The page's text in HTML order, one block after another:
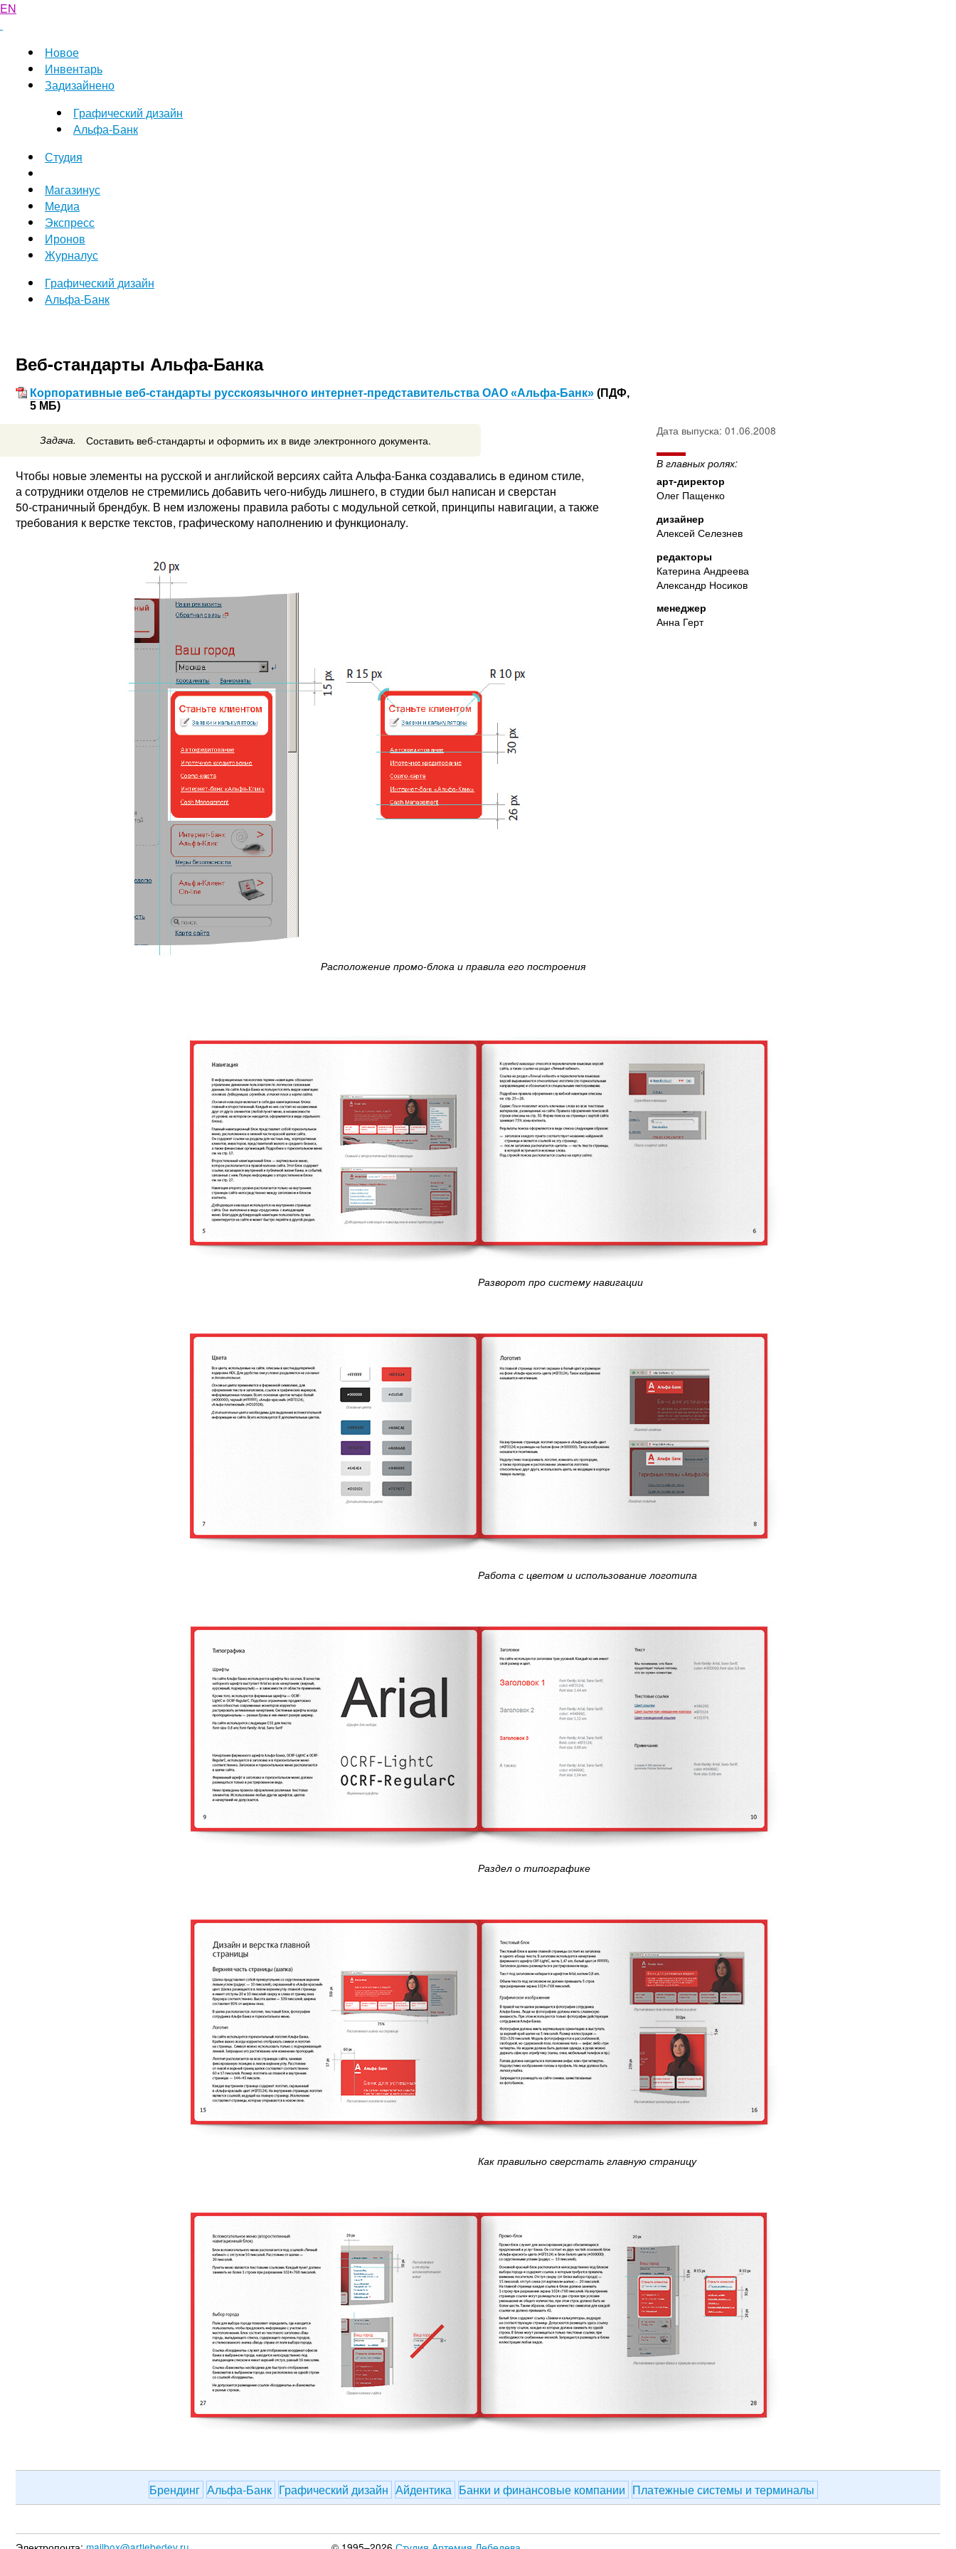
EN
Новое
Инвентарь
Задизайнено
Графический дизайн
Альфа-Банк
Студия
Магазинус
Медиа
Экспресс
Иронов
Журналус
Графический дизайн
Альфа-Банк
Веб-стандарты Альфа-Банка
Корпоративные веб-стандарты русскоязычного интернет-представительства ОАО «Альфа-Банк» (ПДФ,
5 МБ)
Задача. Составить веб-стандарты и оформить их в виде электронного документа.
Чтобы новые элементы на русской и английской версиях сайта Альфа-Банка создавались в едином стиле,
а сотрудники отделов не стремились добавить чего-нибудь лишнего, в студии был написан и сверстан
50-страничный брендбук. В нем изложены правила работы с модульной сеткой, принципы навигации, а также
требования к верстке текстов, графическому наполнению и функционалу.
Расположение промо-блока и правила его построения
Дата выпуска: 01.06.2008
В главных ролях:
арт-директор
Олег Пащенко
дизайнер
Алексей Селезнев
редакторы
Катерина Андреева
Александр Носиков
менеджер
Анна Герт
Разворот про систему навигации
Работа с цветом и использование логотипа
Раздел о типографике
Как правильно сверстать главную страницу
Брендинг Альфа-Банк Графический дизайн Айдентика Банки и финансовые компании Платежные системы и терминалы